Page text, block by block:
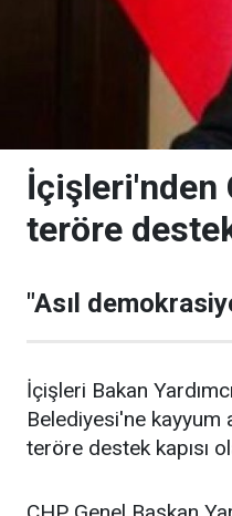
İçişleri'nden
teröre
"Asıl
İçişleri Bakan
Belediyesi'ne kayyum
teröre destek kapısı